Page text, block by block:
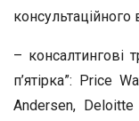
консультаційного
– консалтингові
п’ятірка”: Price
Andersen,